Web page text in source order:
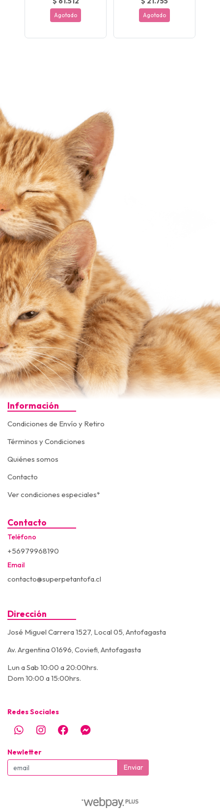
Agotado Agotado
Información
Condiciones de Envío y Retiro
Términos y Condiciones
Quiénes somos
Contacto
Ver condiciones especiales*
Contacto
Teléfono
+56979968190
Email
contacto@superpetantofa.cl
Dirección
José Miguel Carrera 1527, Local 05, Antofagasta
Av. Argentina 01696, Coviefi, Antofagasta
Lun a Sab 10:00 a 20:00hrs.
Dom 10:00 a 15:00hrs.
Redes Sociales
Newletter
Enviar